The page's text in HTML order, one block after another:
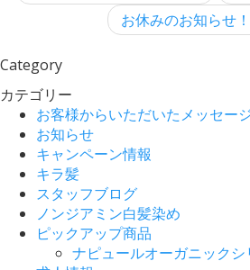
お休みのお知らせ！
Category
カテゴリー
お客様からいただいたメッセー
お知らせ
キャンペーン情報
キラ髪
スタッフブログ
ノンジアミン白髪染め
ピックアップ商品
ナピュールオーガニックシ